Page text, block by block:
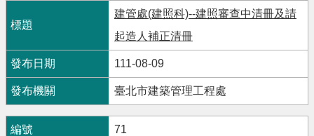
建管處(建照科)--建照審查中清冊及請
起造人補正清冊
111-08-09
臺北市建築管理工程處
71